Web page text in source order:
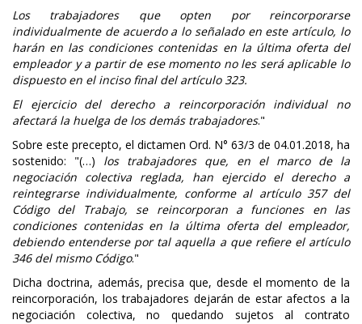
Los trabajadores que opten por reincorporarse
individualmente de acuerdo a lo señalado en este artículo, lo
harán en las condiciones contenidas en la última oferta del
empleador y a partir de ese momento no les será aplicable lo
dispuesto en el inciso final del artículo 323.
El ejercicio del derecho a reincorporación individual no
afectará la huelga de los demás trabajadores."
Sobre este precepto, el dictamen Ord. N° 63/3 de 04.01.2018, ha
sostenido: "(…)
los trabajadores que, en el marco de la
negociación colectiva reglada, han ejercido el derecho a
reintegrarse individualmente, conforme al artículo 357 del
Código del Trabajo, se reincorporan a funciones en las
condiciones contenidas en la última oferta del empleador,
debiendo entenderse por tal aquella a que refiere el artículo
346 del mismo Código."
Dicha doctrina, además, precisa que, desde el momento de la
reincorporación, los trabajadores dejarán de estar afectos a la
negociación colectiva, no quedando sujetos al contrato